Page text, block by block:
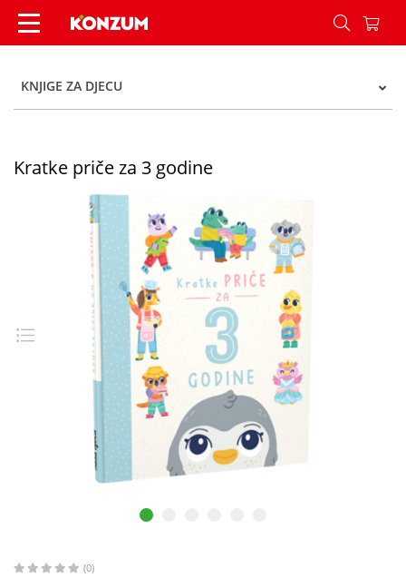
Kratke priče za 3 godine - Konzum
KNJIGE ZA DJECU
Kratke priče za 3 godine
(0)